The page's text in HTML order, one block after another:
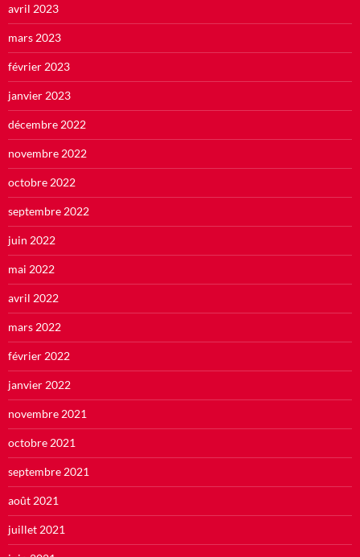
avril 2023
mars 2023
février 2023
janvier 2023
décembre 2022
novembre 2022
octobre 2022
septembre 2022
juin 2022
mai 2022
avril 2022
mars 2022
février 2022
janvier 2022
novembre 2021
octobre 2021
septembre 2021
août 2021
juillet 2021